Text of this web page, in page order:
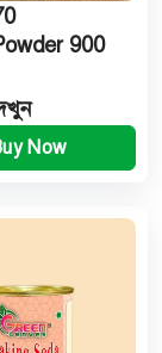
900
Now